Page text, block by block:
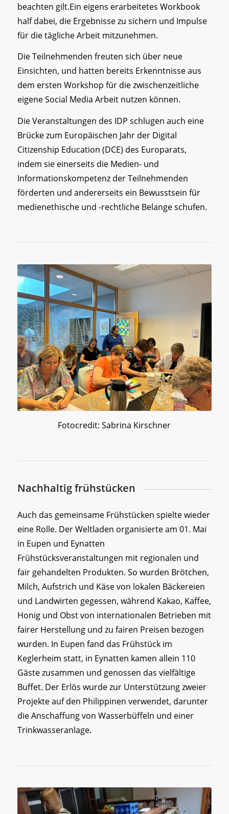
beachten gilt.Ein eigens erarbeitetes Workbook
half dabei, die Ergebnisse zu sichern und Impulse
für die tägliche Arbeit mitzunehmen.
Die Teilnehmenden freuten sich über neue
Einsichten, und hatten bereits Erkenntnisse aus
dem ersten Workshop für die zwischenzeitliche
eigene Social Media Arbeit nutzen können.
Die Veranstaltungen des IDP schlugen auch eine
Brücke zum Europäischen Jahr der Digital
Citizenship Education (DCE) des Europarats,
indem sie einerseits die Medien- und
Informationskompetenz der Teilnehmenden
förderten und andererseits ein Bewusstsein für
medienethische und -rechtliche Belange schufen.
Fotocredit: Sabrina Kirschner
Nachhaltig frühstücken
Auch das gemeinsame Frühstücken spielte wieder
eine Rolle. Der Weltladen organisierte am 01. Mai
in Eupen und Eynatten
Frühstücksveranstaltungen mit regionalen und
fair gehandelten Produkten. So wurden Brötchen,
Milch, Aufstrich und Käse von lokalen Bäckereien
und Landwirten gegessen, während Kakao, Kaffee,
Honig und Obst von internationalen Betrieben mit
fairer Herstellung und zu fairen Preisen bezogen
wurden. In Eupen fand das Frühstück im
Keglerheim statt, in Eynatten kamen allein 110
Gäste zusammen und genossen das vielfältige
Buffet. Der Erlös wurde zur Unterstützung zweier
Projekte auf den Philippinen verwendet, darunter
die Anschaffung von Wasserbüffeln und einer
Trinkwasseranlage.